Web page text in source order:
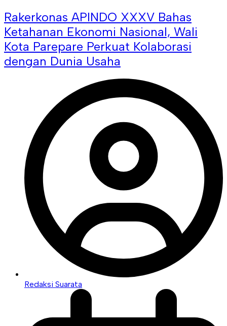
Rakerkonas APINDO XXXV Bahas
Ketahanan Ekonomi Nasional, Wali
Kota Parepare Perkuat Kolaborasi
dengan Dunia Usaha
Redaksi Suarata